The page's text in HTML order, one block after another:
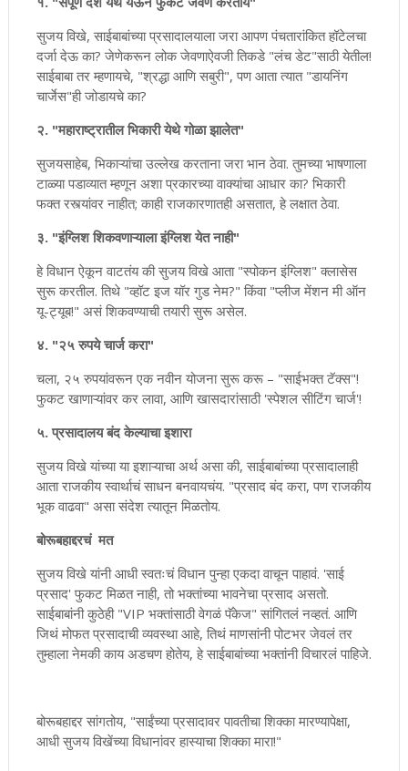
सुजय विखे, साईबाबांच्या प्रसादालयाला जरा आपण पंचतारांकित हॉटेलचा
दर्जा देऊ का? जेणेकरून लोक जेवणाऐवजी तिकडे "लंच डेट"साठी येतील!
साईबाबा तर म्हणायचे, "श्रद्धा आणि सबुरी", पण आता त्यात "डायनिंग
चार्जेस"ही जोडायचे का?
२. "महाराष्ट्रातील भिकारी येथे गोळा झालेत"
सुजयसाहेब, भिकाऱ्यांचा उल्लेख करताना जरा भान ठेवा. तुमच्या भाषणाला
टाळ्या पडाव्यात म्हणून अशा प्रकारच्या वाक्यांचा आधार का? भिकारी
फक्त रस्त्यांवर नाहीत; काही राजकारणातही असतात, हे लक्षात ठेवा.
३. "इंग्लिश शिकवणाऱ्याला इंग्लिश येत नाही"
हे विधान ऐकून वाटतंय की सुजय विखे आता "स्पोकन इंग्लिश" क्लासेस
सुरू करतील. तिथे "व्हॉट इज यॉर गुड नेम?" किंवा "प्लीज मेंशन मी ऑन
यू-ट्यूब!" असं शिकवण्याची तयारी सुरू असेल.
४. "२५ रुपये चार्ज करा"
चला, २५ रुपयांवरून एक नवीन योजना सुरू करू – "साईभक्त टॅक्स"!
फुकट खाणाऱ्यांवर कर लावा, आणि खासदारांसाठी 'स्पेशल सीटिंग चार्ज'!
५. प्रसादालय बंद केल्याचा इशारा
सुजय विखे यांच्या या इशाऱ्याचा अर्थ असा की, साईबाबांच्या प्रसादालाही
आता राजकीय स्वार्थाचं साधन बनवायचंय. "प्रसाद बंद करा, पण राजकीय
भूक वाढवा" असा संदेश त्यातून मिळतोय.
बोरूबहाद्दरचं मत
सुजय विखे यांनी आधी स्वतःचं विधान पुन्हा एकदा वाचून पाहावं. 'साई
प्रसाद' फुकट मिळत नाही, तो भक्तांच्या भावनेचा प्रसाद असतो.
साईबाबांनी कुठेही "VIP भक्तांसाठी वेगळं पॅकेज" सांगितलं नव्हतं. आणि
जिथं मोफत प्रसादाची व्यवस्था आहे, तिथं माणसांनी पोटभर जेवलं तर
तुम्हाला नेमकी काय अडचण होतेय, हे साईबाबांच्या भक्तांनी विचारलं पाहिजे.
बोरूबहाद्दर सांगतोय, "साईंच्या प्रसादावर पावतीचा शिक्का मारण्यापेक्षा,
आधी सुजय विखेंच्या विधानांवर हास्याचा शिक्का मारा!"